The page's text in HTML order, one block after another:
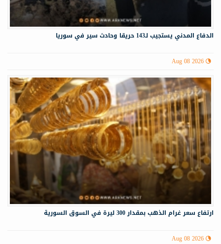
الدفاع المدني يستجيب لـ143 حريقا وحادث سير في سوريا
Aug 08 2026
ارتفاع سعر غرام الذهب بمقدار 300 ليرة في السوق السورية
Aug 08 2026